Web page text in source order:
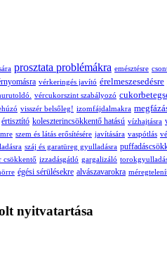
prosztata problémákra emésztésre
vérkeringés javító érelmeszesedésre
vércukorszint szabályozó
visszér belsőleg! izomfájdalmakra
értisztító koleszterincsökkentő hatású vízhajtásra
szem és látás erősítésére javítására vaspótlás
száj és garatüreg gyulladásra
csökkentő izzadásgátló gargalizáló
égési sérülésekre alvászavarokra
nyitvatartása